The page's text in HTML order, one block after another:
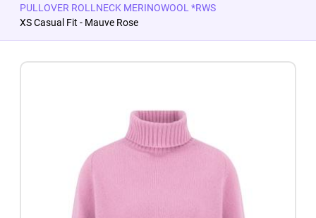
PULLOVER ROLLNECK MERINOWOOL *RWS
XS Casual Fit - Mauve Rose